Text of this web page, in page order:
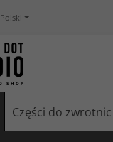
Polski
Części do zwrotnic